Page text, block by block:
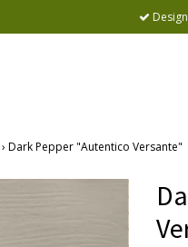
› Dark Pepper "Autentico Versante"